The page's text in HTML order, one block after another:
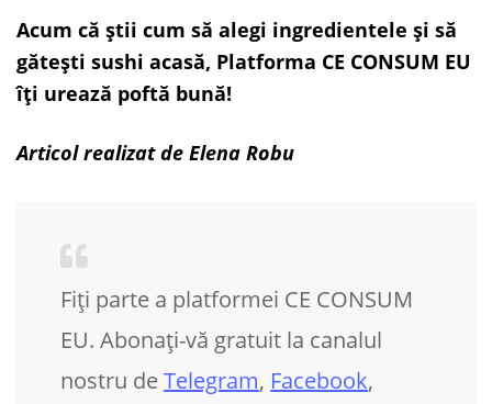
Acum că știi cum să alegi ingredientele și să
gătești sushi acasă, Platforma CE CONSUM EU
îți urează poftă bună!
Articol realizat de Elena Robu
Fiți parte a platformei CE CONSUM
EU. Abonați-vă gratuit la canalul
nostru deTelegram, Facebook,